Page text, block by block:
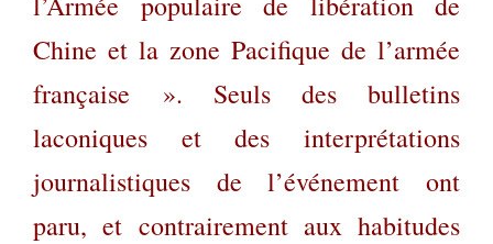
Chine et la zone Pacifique de l’armée
française ». Seuls des bulletins
laconiques et des interprétations
journalistiques de l’événement ont
paru, et contrairement aux habitudes